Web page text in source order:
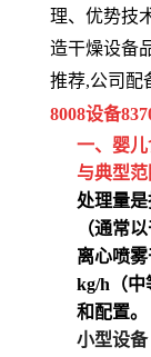
理、优势技
造干燥设备
推荐,公司配
8008设备
一、 婴
与典型范
处理量
（通常
离心喷
kg/h（中
和配置。
小型设备